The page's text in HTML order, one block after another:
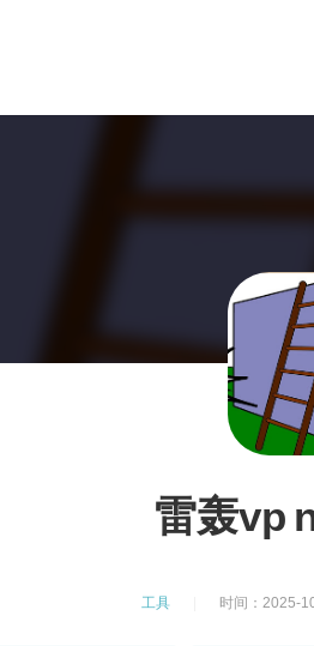
雷轰vp
工具 时间：2025-